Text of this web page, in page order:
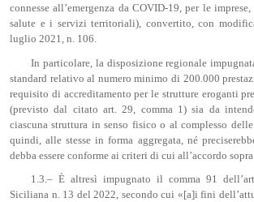
connesse all’emergenza da COVID-19, per le
salute e i servizi territoriali), convertito, con
luglio 2021, n. 106.
In particolare, la disposizione regionale
standard relativo al numero minimo di 200.000
requisito di accreditamento per le strutture eroganti
(previsto dal citato art. 29, comma 1) sia da
ciascuna struttura in senso fisico o al complesso delle
quindi, alle stesse in forma aggregata, né
debba essere conforme ai criteri di cui all’accordo sopra
1.3.– È altresì impugnato il comma 91
Siciliana n. 13 del 2022, secondo cui «[a]i fini